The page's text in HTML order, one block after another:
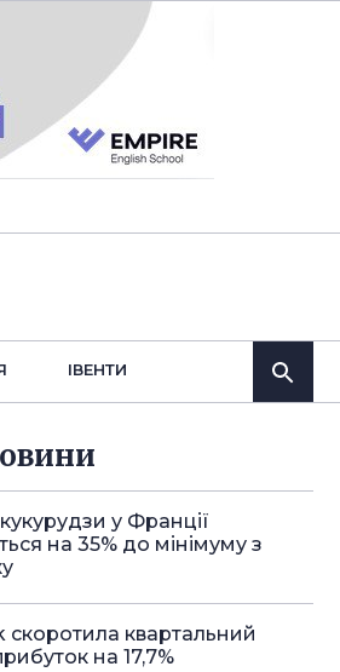
IВЕНТИ
у Франції
на 35% до мінімуму з
скоротила квартальний
на 17,7%